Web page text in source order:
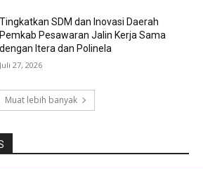
Tingkatkan SDM dan Inovasi Daerah
Pemkab Pesawaran Jalin Kerja Sama
dengan Itera dan Polinela
Juli 27, 2026
Muat lebih banyak